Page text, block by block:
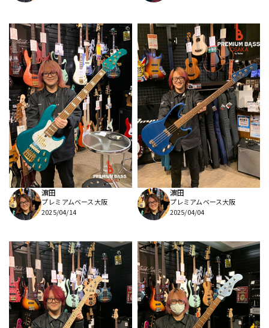
濵田
プレミアムベース大阪
2025/04/14
濵田
プレミアムベース大阪
2025/04/04